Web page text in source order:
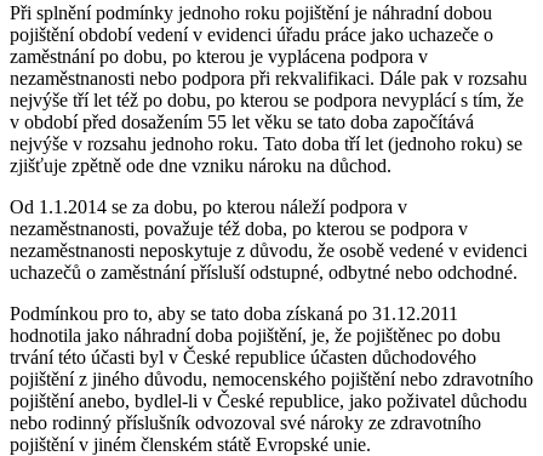
Při splnění podmínky jednoho roku pojištění je náhradní dobou
pojištění období vedení v evidenci úřadu práce jako uchazeče o
zaměstnání po dobu, po kterou je vyplácena podpora v
nezaměstnanosti nebo podpora při rekvalifikaci. Dále pak v rozsahu
nejvýše tří let též po dobu, po kterou se podpora nevyplácí s tím, že
v období před dosažením 55 let věku se tato doba započítává
nejvýše v rozsahu jednoho roku. Tato doba tří let (jednoho roku) se
zjišťuje zpětně ode dne vzniku nároku na důchod.
Od 1.1.2014 se za dobu, po kterou náleží podpora v
nezaměstnanosti, považuje též doba, po kterou se podpora v
nezaměstnanosti neposkytuje z důvodu, že osobě vedené v evidenci
uchazečů o zaměstnání přísluší odstupné, odbytné nebo odchodné.
Podmínkou pro to, aby se tato doba získaná po 31.12.2011
hodnotila jako náhradní doba pojištění, je, že pojištěnec po dobu
trvání této účasti byl v České republice účasten důchodového
pojištění z jiného důvodu, nemocenského pojištění nebo zdravotního
pojištění anebo, bydlel-li v České republice, jako poživatel důchodu
nebo rodinný příslušník odvozoval své nároky ze zdravotního
pojištění v jiném členském státě Evropské unie.